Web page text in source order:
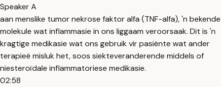
Speaker A
aan menslike tumor nekrose faktor alfa (TNF-alfa), 'n bekende
molekule wat inflammasie in ons liggaam veroorsaak. Dit is 'n
kragtige medikasie wat ons gebruik vir pasiënte wat ander
terapieë misluk het, soos siekteveranderende middels of
niesteroïdale inflammatoriese medikasie.
02:58